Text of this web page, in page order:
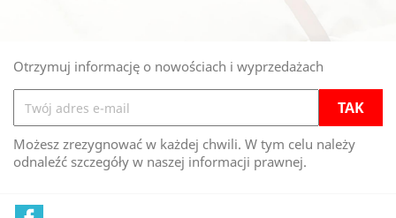
Otrzymuj informację o nowościach i wyprzedażach
Możesz zrezygnować w każdej chwili. W tym celu należy
odnaleźć szczegóły w naszej informacji prawnej.